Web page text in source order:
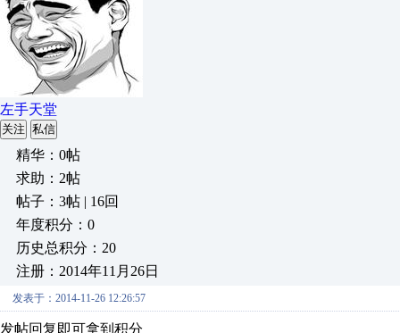
左手天堂
关注 私信
精华：0帖
求助：2帖
帖子：3帖 | 16回
年度积分：0
历史总积分：20
注册：2014年11月26日
发表于：2014-11-26 12:26:57
发帖回复即可拿到积分